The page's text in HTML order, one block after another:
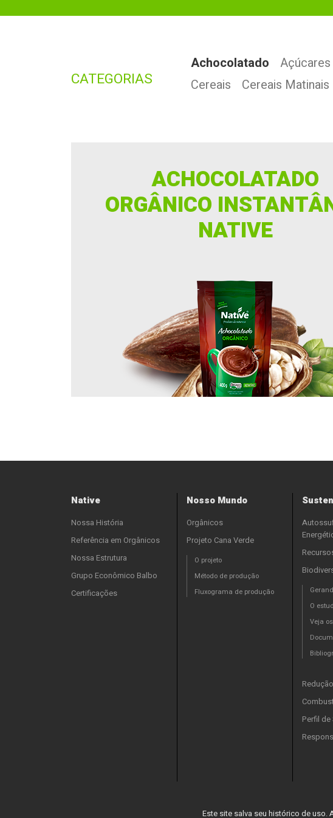
CATEGORIAS
Achocolatado Açúcares
Cereais
Cereais Matinais
ACHOCOLATADO
ORGÂNICO
NATIVE
Native
Nossa História
Referência em Orgânicos
Nossa Estrutura
Grupo Econômico Balbo
Certificações
Nosso Mundo
Orgânicos
Projeto Cana Verde
O projeto
Método de produção
Fluxograma de produção
O
Veja
Perfil
Este site salva seu histórico de uso.